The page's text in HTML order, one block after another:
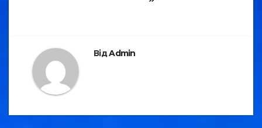
ВідAdmin